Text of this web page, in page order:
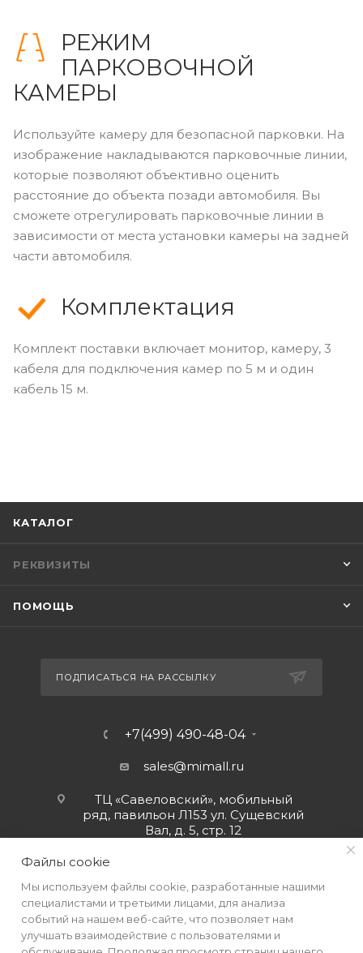
РЕЖИМ
ПАРКОВОЧНОЙ
КАМЕРЫ
Используйте камеру для безопасной парковки. На
изображение накладываются парковочные линии,
которые позволяют объективно оценить
расстояние до объекта позади автомобиля. Вы
сможете отрегулировать парковочные линии в
зависимости от места установки камеры на задней
части автомобиля.
Комплектация
Комплект поставки включает монитор, камеру, 3
кабеля для подключения камер по 5 м и один
кабель 15 м.
КАТАЛОГ
РЕКВИЗИТЫ
ПОМОЩЬ
ПОДПИСАТЬСЯ НА РАССЫЛКУ
+7(499) 490-48-04
sales@mimall.ru
ТЦ «Савеловский», мобильный
ряд, павильон Л153 ул. Сущевский
Вал, д. 5, стр. 12
Файлы cookie
Мы используем файлы cookie, разработанные нашими
специалистами и третьими лицами, для анализа
событий на нашем веб-сайте, что позволяет нам
улучшать взаимодействие с пользователями и